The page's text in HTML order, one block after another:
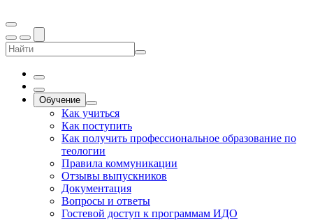
Обучение
Как учиться
Как поступить
Как получить профессиональное образование по
теологии
Правила коммуникации
Отзывы выпускников
Документация
Вопросы и ответы
Гостевой доступ к программам ИДО